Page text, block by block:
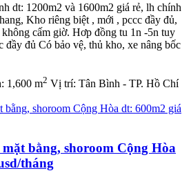
dt: 1200m2 và 1600m2 giá rẻ, lh chính
Kho riêng biệt , mới , pccc đầy đủ,
cấm giờ. Hơp đồng tu 1n -5n tuy
đầy đủ Có bảo vệ, thủ kho, xe nâng bốc
1,600 m2 Vị trí: Tân Bình - TP. Hồ Chí
bằng, shoroom Cộng Hòa
tháng